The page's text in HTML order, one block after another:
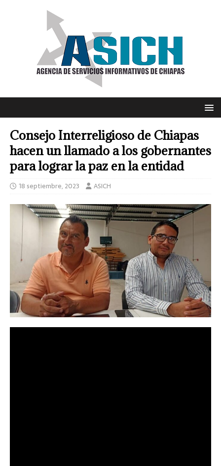
Consejo Interreligioso de Chiapas
hacen un llamado a los gobernantes
para lograr la paz en la entidad
18 septiembre, 2023 ASICH